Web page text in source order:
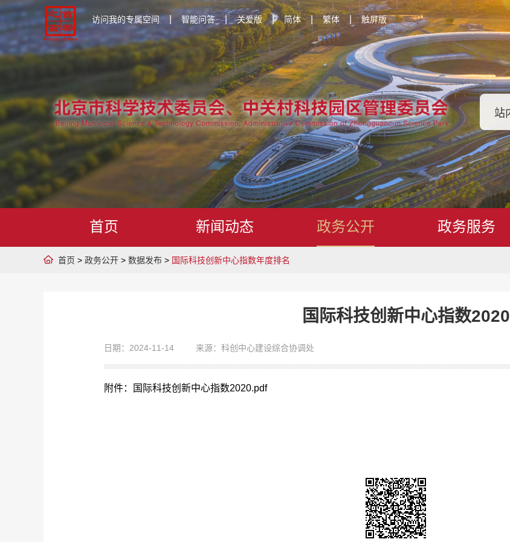
访问我的专属空间 智能问答 | 关爱版 | 简体 | 繁体 触屏版
首页 新闻动态 政务公开 政务服务
首页 > 政务公开 > 数据发布 > 国际科技创新中心指数年度排名
国际科技创新中心指数2020
日期：2024-11-14 来源：科创中心建设综合协调处
附件：国际科技创新中心指数2020.pdf